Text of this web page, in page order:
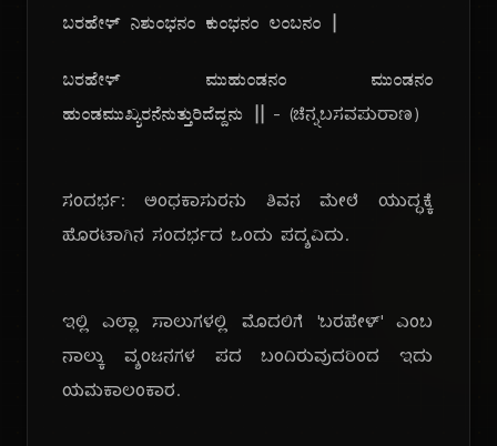
ಬರಹೇಳ್ ನಿಶುಂಭನಂ ಕುಂಭನಂ ಲಂಬನಂ |
ಬರಹೇಳ್ ಮುಹುಂಡನಂ ಮುಂಡನಂ
ಹುಂಡಮುಖ್ಯರನೆನುತ್ತುರಿದೆದ್ದನು || - (ಚೆನ್ನಬಸವಪುರಾಣ)
ಸಂದರ್ಭ: ಅಂಧಕಾಸುರನು ಶಿವನ ಮೇಲೆ ಯುದ್ಧಕ್ಕೆ
ಹೊರಟಾಗಿನ ಸಂದರ್ಭದ ಒಂದು ಪದ್ಯವಿದು.
ಇಲ್ಲಿ ಎಲ್ಲಾ ಸಾಲುಗಳಲ್ಲಿ ಮೊದಲಿಗೆ 'ಬರಹೇಳ್' ಎಂಬ
ನಾಲ್ಕು ವ್ಯಂಜನಗಳ ಪದ ಬಂದಿರುವುದರಿಂದ ಇದು
ಯಮಕಾಲಂಕಾರ.